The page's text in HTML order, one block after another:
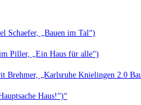
Schaefer, „Bauen im Tal“)
Piller, „Ein Haus für alle“)
Brehmer, „Karlsruhe Knielingen 2.0
Haus!“)“